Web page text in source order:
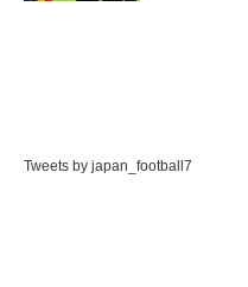
Tweets by japan_football7